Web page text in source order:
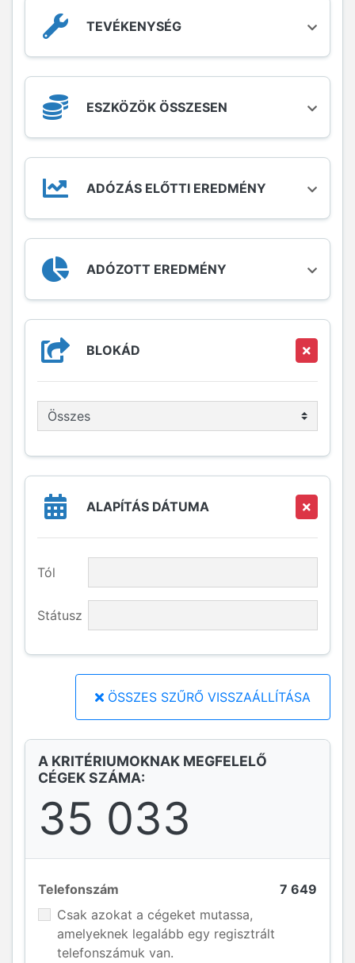
kereskedelmi képviselete
Európai részvénytársaság
Egyesülés
Európai gazdasági egyesülés
TEVÉKENYSÉG
ESZKÖZÖK ÖSSZESEN
ADÓZÁS ELŐTTI EREDMÉNY
ADÓZOTT EREDMÉNY
BLOKÁD
ALAPÍTÁS DÁTUMA
Tól
Státusz
ÖSSZES SZŰRŐ VISSZAÁLLÍTÁSA
A KRITÉRIUMOKNAK MEGFELELŐ
CÉGEK SZÁMA:
35 033
Telefonszám
7 649
Csak azokat a cégeket mutassa,
amelyeknek legalább egy regisztrált
telefonszámuk van.